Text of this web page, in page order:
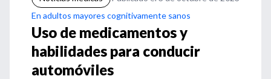
En adultos mayores cognitivamente sanos
Uso de medicamentos y
habilidades para conducir
automóviles